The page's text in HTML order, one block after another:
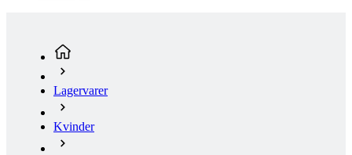
Lagervarer
Kvinder